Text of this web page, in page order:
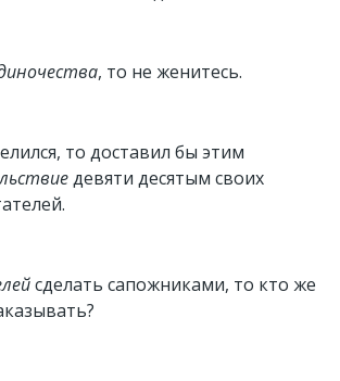
, то не женитесь.
то доставил бы этим
девяти десятым своих
сделать сапожниками, то кто же